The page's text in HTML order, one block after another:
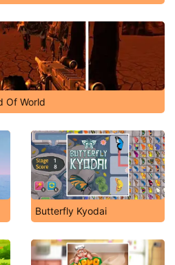
Of World
Butterfly Kyodai